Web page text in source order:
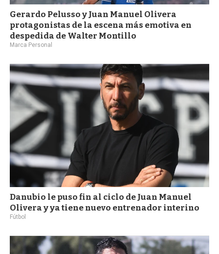
Gerardo Pelusso y Juan Manuel Olivera
protagonistas de la escena más emotiva en
despedida de Walter Montillo
Marca Personal
Danubio le puso fin al ciclo de Juan Manuel
Olivera y ya tiene nuevo entrenador interino
Fútbol